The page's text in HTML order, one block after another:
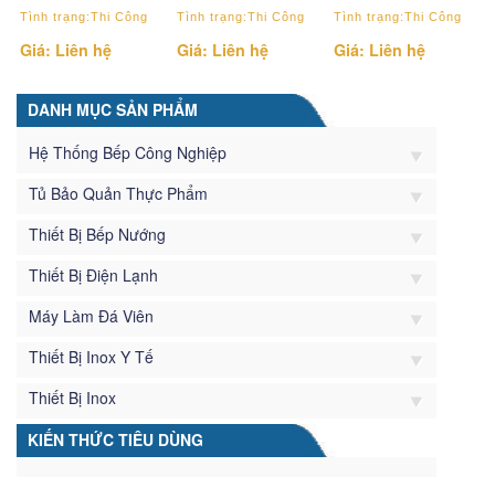
Tình trạng:Thi Công
Giá: Liên hệ
Tình trạng:Thi Công
Giá: Liên hệ
Tình trạng:Thi Công
Giá: Liên hệ
DANH MỤC SẢN PHẨM
Hệ Thống Bếp Công Nghiệp
Tủ Bảo Quản Thực Phẩm
Thiết Bị Bếp Nướng
Thiết Bị Điện Lạnh
Máy Làm Đá Viên
Thiết Bị Inox Y Tế
Thiết Bị Inox
KIẾN THỨC TIÊU DÙNG